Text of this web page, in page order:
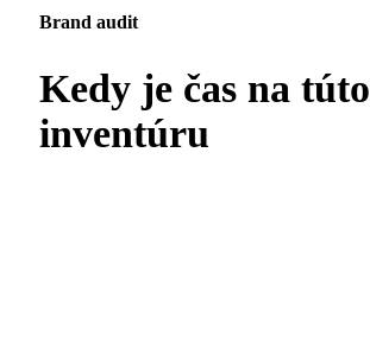
Brand audit
Kedy je čas na túto
inventúru